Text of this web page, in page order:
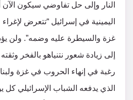
النار وإلى حل تفاوضي سيكون
اليمينية في إسرائيل “تتعرض
غزة والسيطرة عليه وضمه”. ولن
إلى زيادة شعور نتنياهو بالفخر
رغبة في إنهاء الحروب في غزة
الذي يدفعه الشباب الإسرائيلي